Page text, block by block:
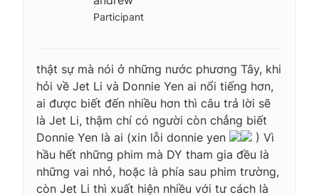
Participant
thật sự mà nói ở những nước phương Tây, khi
hỏi về Jet Li và Donnie Yen ai nổi tiếng hơn,
ai được biết đến nhiều hơn thì câu trả lời sẽ
là Jet Li, thậm chí có người còn chẳng biết
Donnie Yen là ai (xin lỗi donnie yen
) Vì
hầu hết những phim mà DY tham gia đều là
những vai nhỏ, hoặc là phía sau phim trường,
còn Jet Li thì xuất hiện nhiều với tư cách là